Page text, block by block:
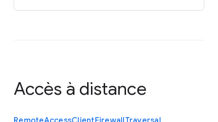
Accès à distance